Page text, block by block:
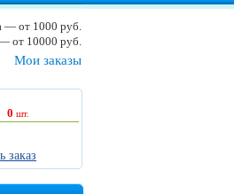
Мои заказы
0 шт.
заказ
— от 1000 руб.
от 10000 руб.